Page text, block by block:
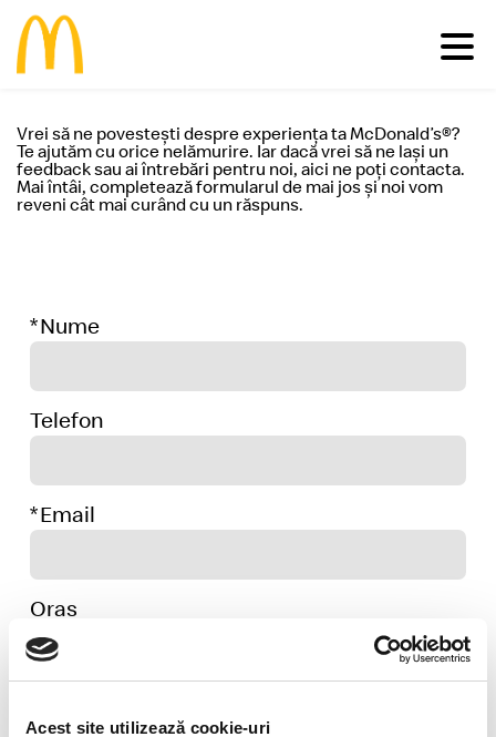
Acest site utilizează cookie-uri
Meniu
Pui
Băuturi
produsele >
Deserturi
Meniuri
McDelivery >
Familie
Inițiative sustenabile
Casa Ronald McDonald® România
Vino în echipa noastră
#cevabundestiut
Vrei să ne povestești despre experiența ta McDonald’s®?
Te ajutăm cu orice nelămurire. Iar dacă vrei să ne lași un
feedback sau ai întrebări pentru noi, aici ne poți contacta.
Mai întâi, completează formularul de mai jos și noi vom
reveni cât mai curând cu un răspuns.
Nume
Telefon
Email
Oraș
Politica de Confidenţialitate.